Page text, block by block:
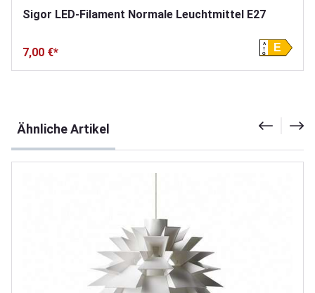
Sigor LED-Filament Normale Leuchtmittel E27
7,00 €* E
A
G
Ähnliche Artikel